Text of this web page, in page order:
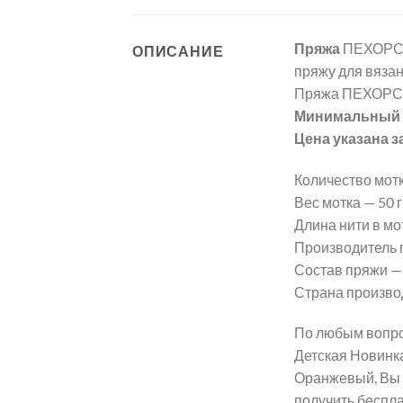
ОПИСАНИЕ Пряжа
пряжу для
Пряжа
Минимальный
Цена указана
Количество
Вес мотка — 50
Длина нити в
Состав пряжи
Страна
По любым
Детская
Оранжевый, Вы